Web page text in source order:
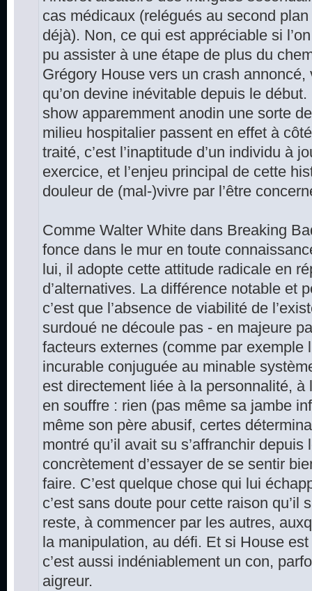
cas médicaux (relégués au second
déjà). Non, ce qui est appréciable si
pu assister à une étape de plus du
Grégory House vers un crash
qu’on devine inévitable depuis le
show apparemment anodin une sorte
milieu hospitalier passent en effet à
traité, c’est l’inaptitude d’un individu à
exercice, et l’enjeu principal de cette
douleur de (mal-)vivre par l’être
Comme Walter White dans Breaking
fonce dans le mur en toute
lui, il adopte cette attitude radicale en
d’alternatives. La différence notable et
c’est que l’absence de viabilité de
surdoué ne découle pas - en majeure
facteurs externes (comme par exemple
incurable conjuguée au minable
est directement liée à la personnalité, à
en souffre : rien (pas même sa jambe
même son père abusif, certes
montré qu’il avait su s’affranchir
concrètement d’essayer de se sentir
faire. C’est quelque chose qui lui
c’est sans doute pour cette raison qu’il
reste, à commencer par les autres,
la manipulation, au défi. Et si House
c’est aussi indéniablement un con,
aigreur.